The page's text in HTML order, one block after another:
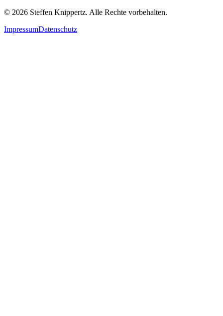
© 2026 Steffen Knippertz. Alle Rechte vorbehalten.
ImpressumDatenschutz